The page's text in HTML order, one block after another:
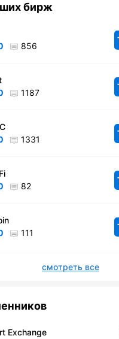
бирж
856
1187
1331
82
111
смотреть все
Exchange